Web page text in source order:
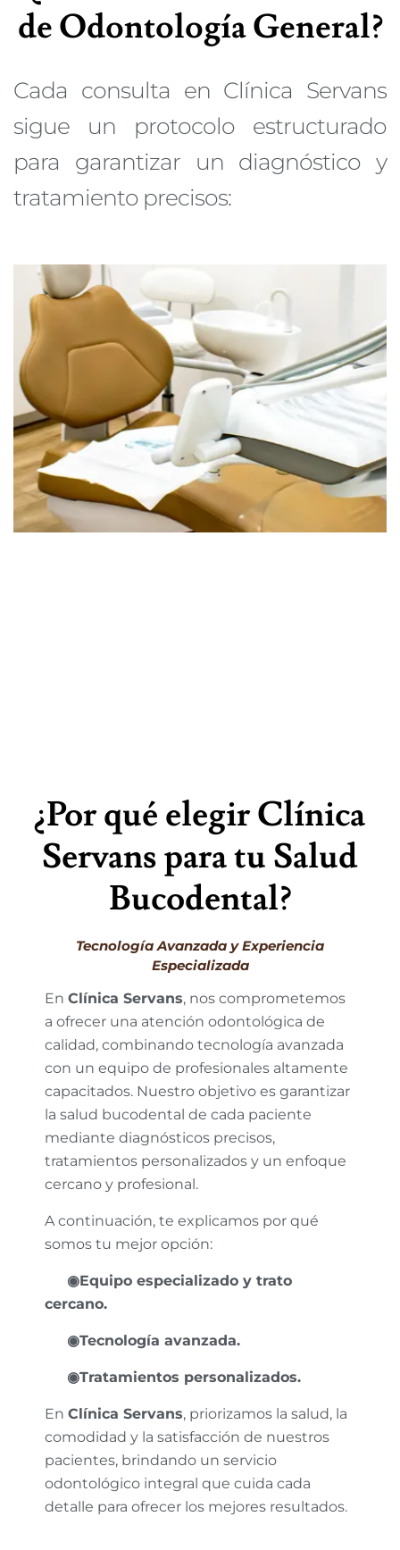
de Odontología General?
Cada consulta en Clínica Servans
sigue un protocolo estructurado
para garantizar un diagnóstico y
tratamiento precisos:
¿Por qué elegir Clínica
Servans para tu Salud
Bucodental?
Tecnología Avanzada y Experiencia
Especializada
En Clínica Servans, nos comprometemos
a ofrecer una atención odontológica de
calidad, combinando tecnología avanzada
con un equipo de profesionales altamente
capacitados. Nuestro objetivo es garantizar
la salud bucodental de cada paciente
mediante diagnósticos precisos,
tratamientos personalizados y un enfoque
cercano y profesional.
A continuación, te explicamos por qué
somos tu mejor opción:
◉Equipo especializado y trato
cercano.
◉Tecnología avanzada.
◉Tratamientos personalizados.
En Clínica Servans, priorizamos la salud, la
comodidad y la satisfacción de nuestros
pacientes, brindando un servicio
odontológico integral que cuida cada
detalle para ofrecer los mejores resultados.